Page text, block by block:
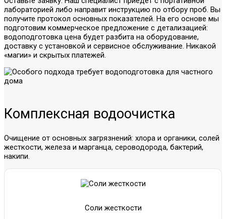
лабораторией либо направит инструкцию по отбору проб. Вы
получите протокол основных показателей. На его основе мы
подготовим коммерческое предложение с детализацией:
водоподготовка цена будет разбита на оборудование,
доставку с установкой и сервисное обслуживание. Никакой
«магии» и скрытых платежей.
Комплексная водоочистка
Очищение от основных загрязнений: хлора и органики, солей
жесткости, железа и марганца, сероводорода, бактерий,
накипи.
Соли жесткости